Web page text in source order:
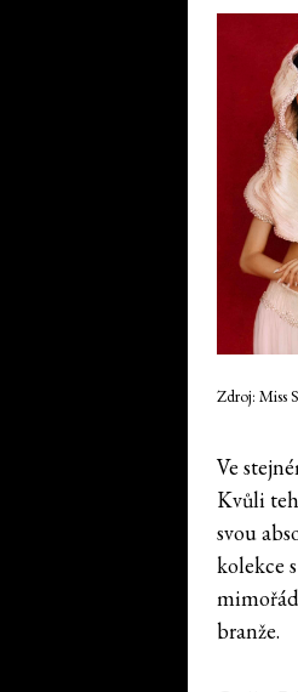
Zdroj: Miss
Ve
Kvůli
svou
kolekce
branže.